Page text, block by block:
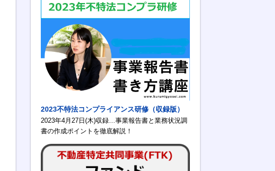
2023不特法コンプライアンス研修（収録版）
2023年4月27日(木)収録…事業報告書と業務状況調
書の作成ポイントを徹底解説！